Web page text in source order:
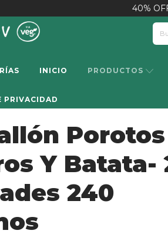
40%
INICIO PRODUCTOS
PRIVACIDAD
Porotos
Y Batata-
240